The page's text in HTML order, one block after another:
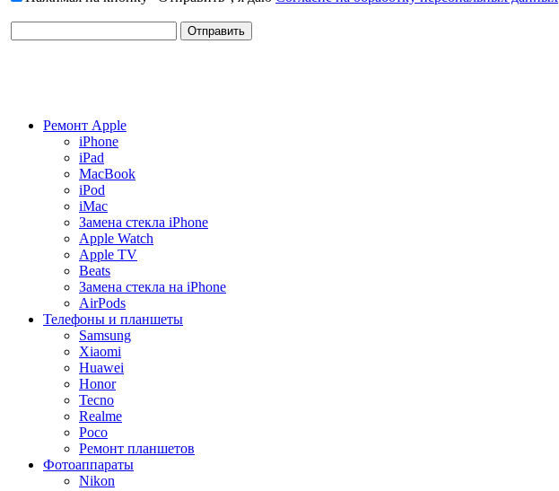
Ремонт Apple
iPhone
iPad
MacBook
iPod
iMac
Замена стекла iPhone
Apple Watch
Apple TV
Beats
Замена стекла на iPhone
AirPods
Телефоны и планшеты
Samsung
Xiaomi
Huawei
Honor
Tecno
Realme
Poco
Ремонт планшетов
Фотоаппараты
Nikon